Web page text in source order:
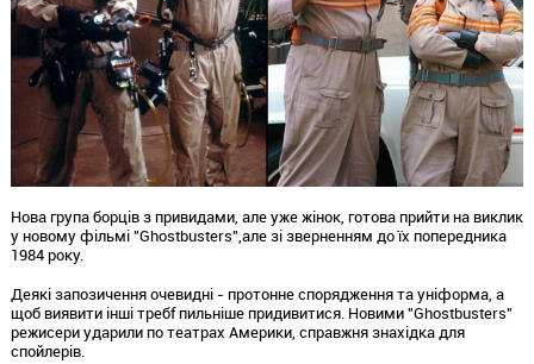
Нова група борців з привидами, але уже жінок, готова прийти на виклик
у новому фільмі "Ghostbusters",але зі зверненням до їх попередника
1984 року.
Деякі запозичення очевидні - протонне спорядження та уніформа, а
щоб виявити інші требf пильніше придивитися. Новими "Ghostbusters"
режисери ударили по театрах Америки, справжня знахідка для
спойлерів.